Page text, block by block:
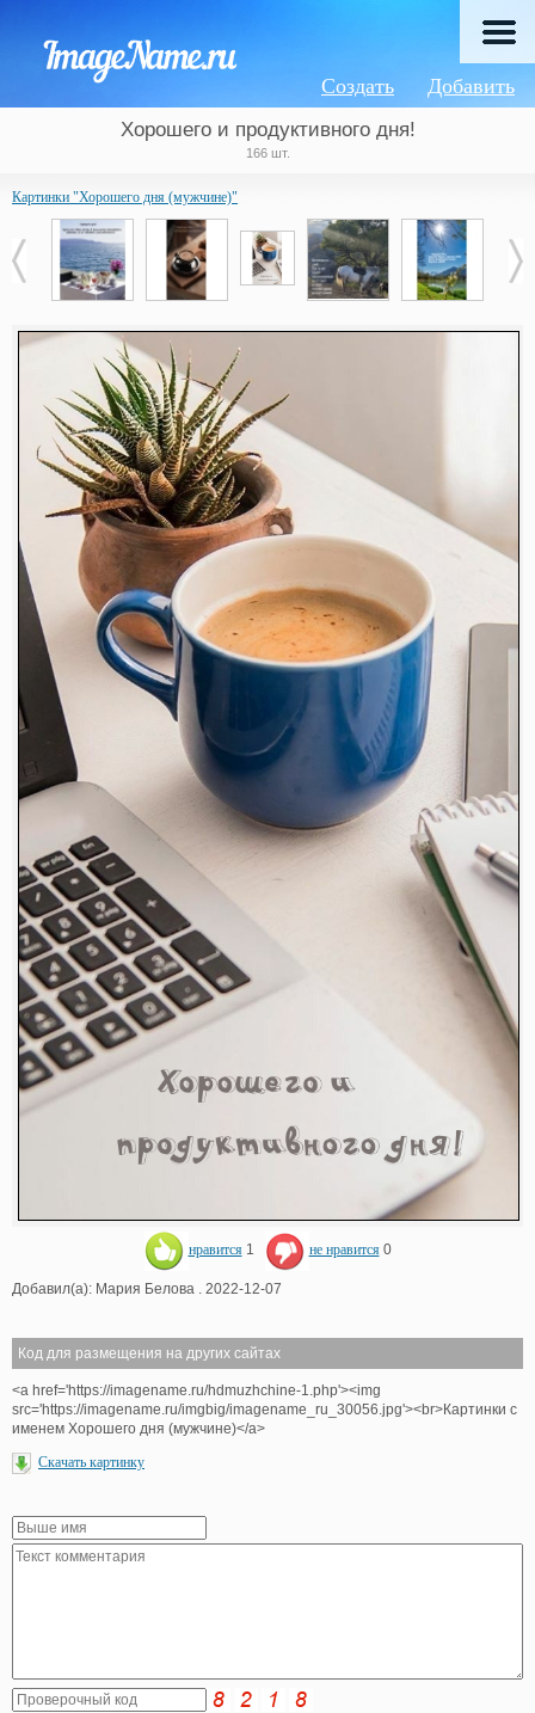
Добавить
Создать
Хорошего и продуктивного дня!
166 шт.
Картинки "Хорошего дня (мужчине)"
нравится 1 не нравится 0
Добавил(а): Мария Белова . 2022-12-07
Код для размещения на других сайтах
<a href='https://imagename.ru/hdmuzhchine-1.php'><img
src='https://imagename.ru/imgbig/imagename_ru_30056.jpg'><br>Картинки с
именем Хорошего дня (мужчине)</a>
Скачать картинку